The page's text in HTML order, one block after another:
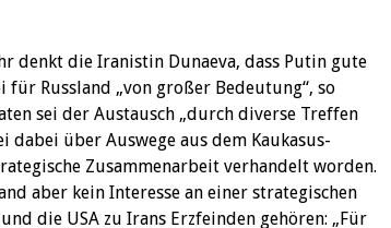
denkt die Iranistin Dunaeva, dass Putin gute
Russland „von großer Bedeutung“, so
sei der Austausch „durch diverse Treffen
dabei über Auswege aus dem Kaukasus-
Zusammenarbeit verhandelt worden.
aber kein Interesse an einer strategischen
die USA zu Irans Erzfeinden gehören: „Für